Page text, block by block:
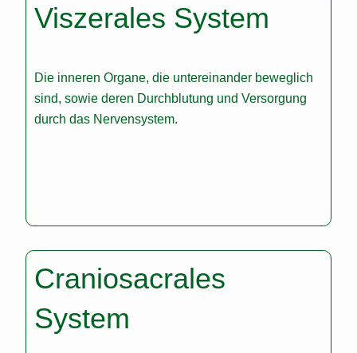
Viszerales System
Die inneren Organe, die untereinander beweglich
sind, sowie deren Durchblutung und Versorgung
durch das Nervensystem.
Craniosacrales
System